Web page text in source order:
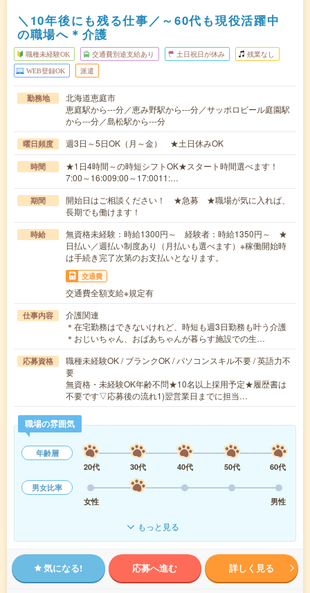
＼10年後にも残る仕事／～60代も現役活躍中
の職場へ＊介護
職種未経験OK 交通費別途支給あり 土日祝日が休み 残業なし
WEB登録OK 派遣
勤務地
北海道恵庭市
恵庭駅から---分／恵み野駅から---分／サッポロビール庭園駅
から---分／島松駅から---分
曜日頻度 週3日～5日OK（月～金） ★土日休みOK
時間
★1日4時間～の時短シフトOK★スタート時間選べます！
7:00～16:009:00～17:0011:…
期間
開始日はご相談ください！ ★急募 ★職場が気に入れば、
長期でも働けます！
時給
無資格未経験：時給1300円～ 経験者：時給1350円～ ★
日払い／週払い制度あり（月払いも選べます）※稼働開始時
は手続き完了次第のお支払いとなります。
交通費
交通費全額支給※規定有
仕事内容
介護関連
＊在宅勤務はできないけれど、時短も週3日勤務も叶う介護
＊おじいちゃん、おばあちゃんが暮らす施設での生…
応募資格
職種未経験OK / ブランクOK / パソコンスキル不要 / 英語力不
要
無資格・未経験OK年齢不問★10名以上採用予定★履歴書は
不要です▽応募後の流れ1)翌営業日までに担当…
職場の雰囲気
年齢層
20代
30代 40代 50代
60代
男女比率
女性
男性
もっと見る
気になる! 応募へ進む 詳しく見る